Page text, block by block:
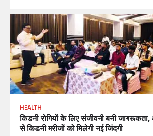
HEALTH
किडनी रोगियों के लिए संजीवनी बनी जागरूकता,
से किडनी मरीजों को मिलेगी नई जिंदगी